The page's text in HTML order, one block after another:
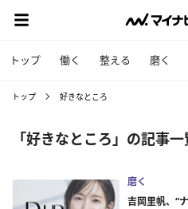
トップ 働く 整える 磨く
トップ 好きなところ
「好きなところ」の記事
磨く
吉岡里帆、“